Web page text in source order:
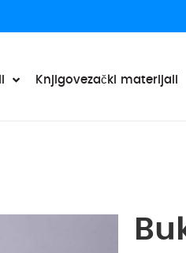
Knjigovezački materijali